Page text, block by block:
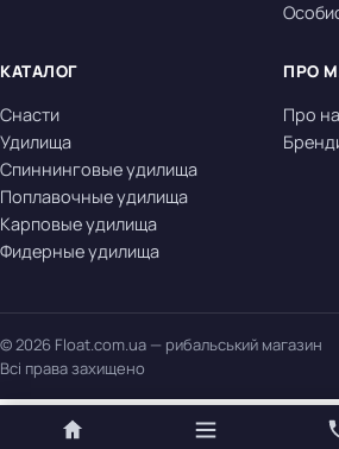
КАТАЛОГ
Снасти
Удилища
Спиннинговые удилища
Поплавочные удилища
Карповые удилища
Фидерные удилища
ПРО
Про
© 2026 Float.com.ua — рибальський магазин
Всі права захищено